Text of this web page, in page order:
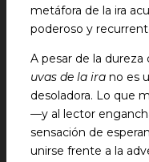
metáfora de la ira
poderoso y
A pesar de la dureza
uvas de la ira no es
desoladora. Lo que
—y al lector
sensación de
unirse frente a la